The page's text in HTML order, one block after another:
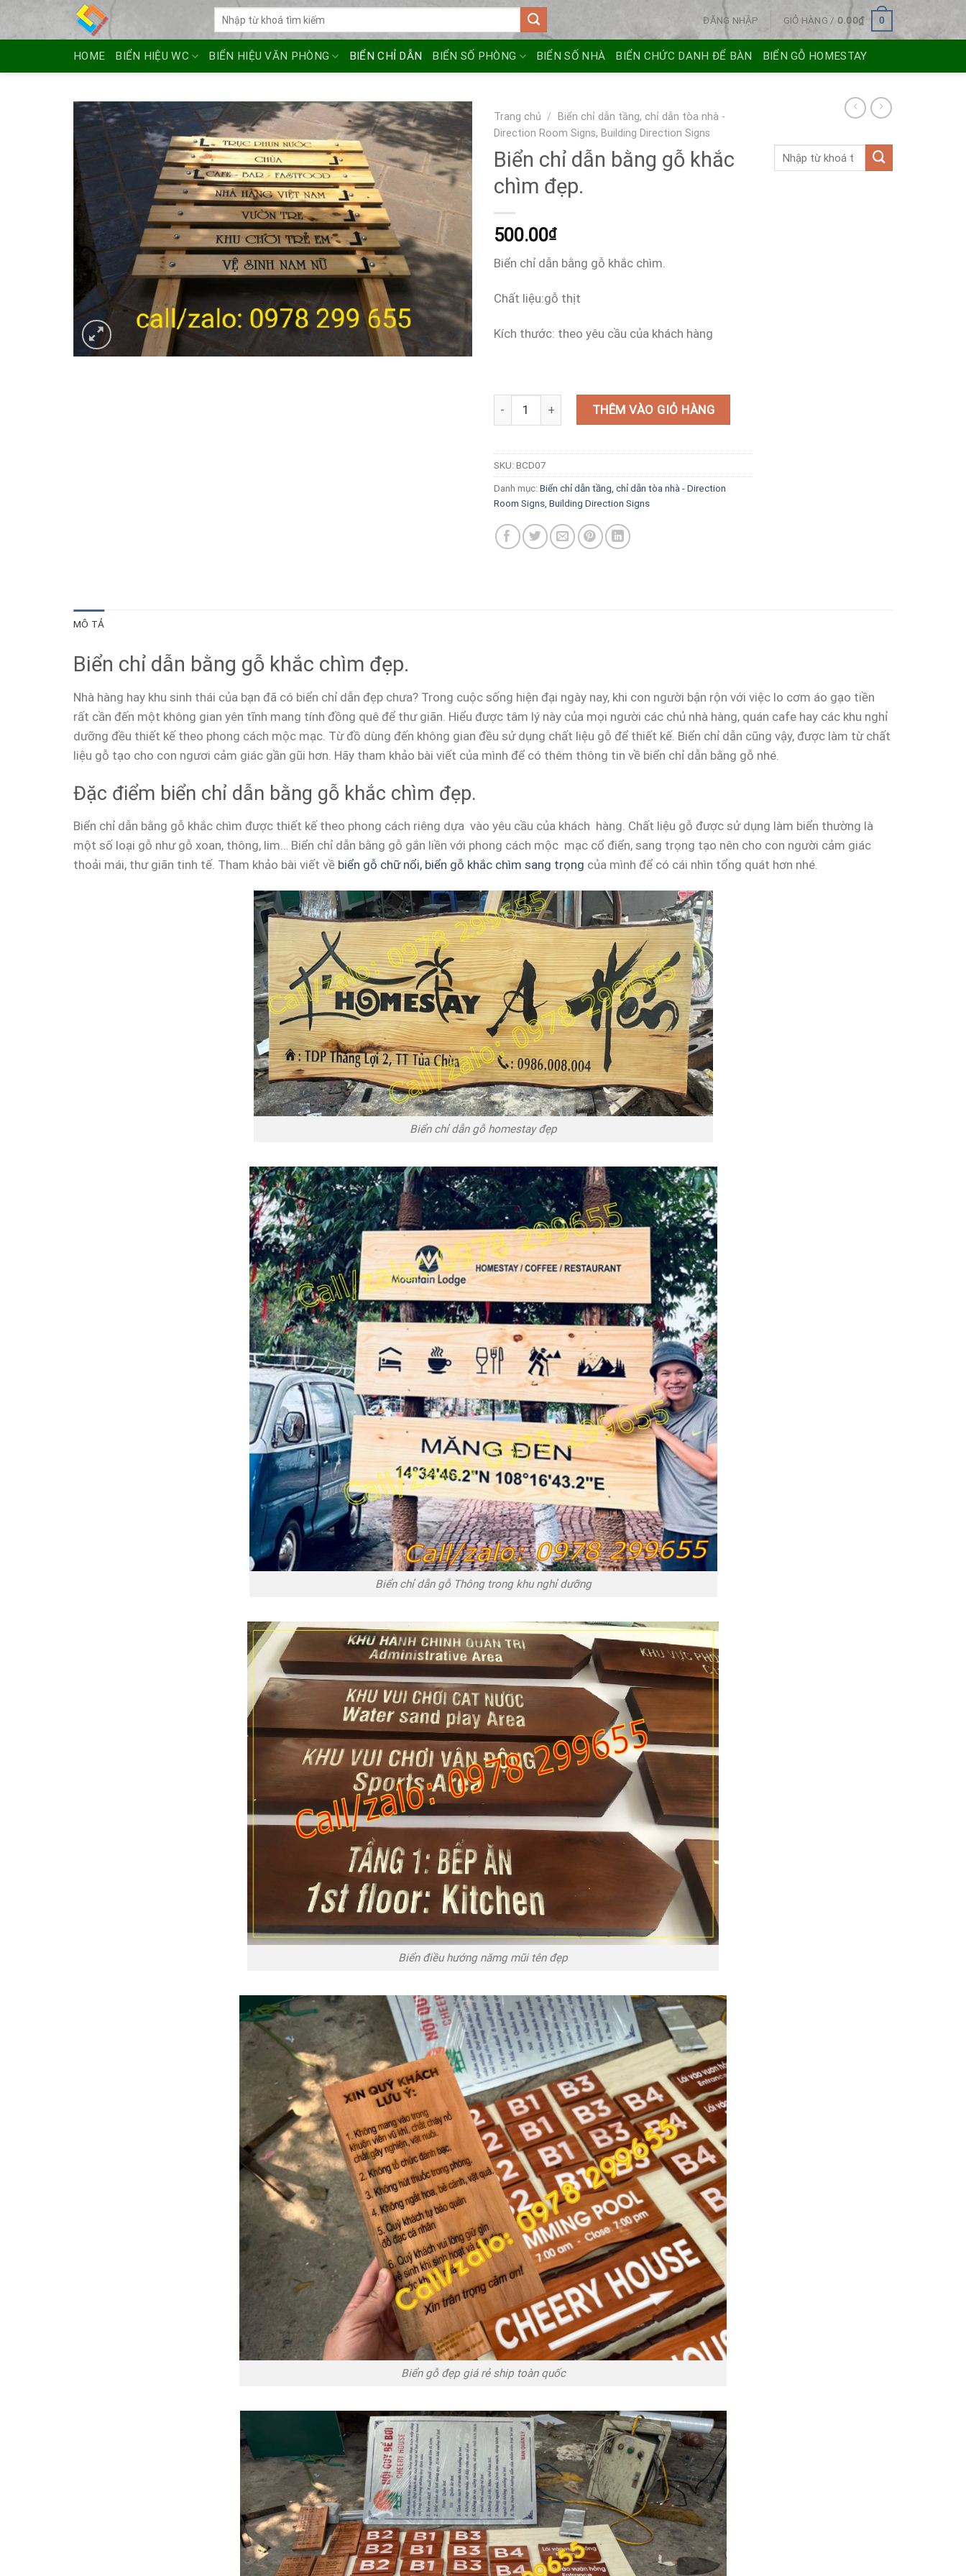
ĐĂNG NHẬP GIỎ HÀNG / 0.00₫ 0
HOME BIỂN HIỆU WC BIỂN HIỆU VĂN PHÒNG BIỂN CHỈ DẪN BIỂN SỐ PHÒNG BIỂN SỐ NHÀ BIỂN CHỨC DANH ĐỂ BÀN BIỂN GỖ HOMESTAY
Trang chủ /
Biển chỉ dẫn tầng, chỉ dẫn tòa nhà -
Direction Room Signs, Building Direction Signs
Biển chỉ dẫn bằng gỗ khắc
chìm đẹp.
500.00₫
Biển chỉ dẫn bằng gỗ khắc chìm.
Chất liệu:gỗ thịt
Kích thước: theo yêu cầu của khách hàng
Biển chỉ dẫn bằng gỗ khắc chìm đẹp. số lượng
THÊM VÀO GIỎ HÀNG
SKU:BCD07
Danh mục:Biển chỉ dẫn tầng, chỉ dẫn tòa nhà - Direction
Room Signs, Building Direction Signs
MÔ TẢ
Biển chỉ dẫn bằng gỗ khắc chìm đẹp.
Nhà hàng hay khu sinh thái của bạn đã có biển chỉ dẫn đẹp chưa? Trong cuộc sống hiện đại ngày nay, khi con người bận rộn với việc lo cơm áo gạo tiền
rất cần đến một không gian yên tĩnh mang tính đồng quê để thư giãn. Hiểu được tâm lý này của mọi người các chủ nhà hàng, quán cafe hay các khu nghỉ
dưỡng đều thiết kế theo phong cách mộc mạc. Từ đồ dùng đến không gian đều sử dụng chất liệu gỗ để thiết kế. Biển chỉ dẫn cũng vậy, được làm từ chất
liệu gỗ tạo cho con ngươi cảm giác gần gũi hơn. Hãy tham khảo bài viết của mình để có thêm thông tin về biển chỉ dẫn bằng gỗ nhé.
Đặc điểm biển chỉ dẫn bằng gỗ khắc chìm đẹp.
Biển chỉ dẫn bằng gỗ khắc chìm được thiết kế theo phong cách riêng dựa vào yêu cầu của khách hàng. Chất liệu gỗ được sử dụng làm biển thường là
một số loại gỗ như gỗ xoan, thông, lim… Biển chỉ dẫn bằng gỗ gắn liền với phong cách mộc mạc cổ điển, sang trọng tạo nên cho con người cảm giác
thoải mái, thư giãn tinh tế. Tham khảo bài viết về biển gỗ chữ nổi, biển gỗ khắc chìm sang trọng của mình để có cái nhìn tổng quát hơn nhé.
Biển chỉ dẫn gỗ homestay đẹp
Biển chỉ dẫn gỗ Thông trong khu nghỉ dưỡng
Biển điều hướng nămg mũi tên đẹp
Biển gỗ đẹp giá rẻ ship toàn quốc